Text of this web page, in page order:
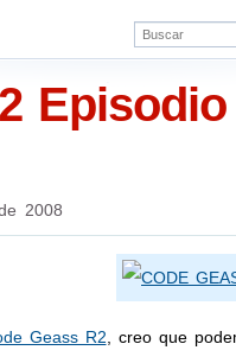
2008
Geass R2 , creo que